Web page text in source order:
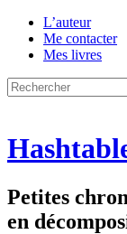
L’auteur
Me contacter
Mes livres
Petites
en